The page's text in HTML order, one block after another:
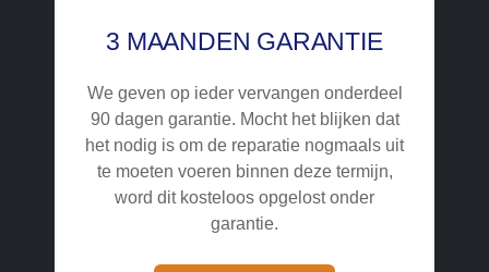
3 MAANDEN GARANTIE
We geven op ieder vervangen onderdeel
90 dagen garantie. Mocht het blijken dat
het nodig is om de reparatie nogmaals uit
te moeten voeren binnen deze termijn,
word dit kosteloos opgelost onder
garantie.